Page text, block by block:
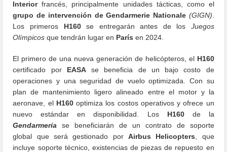
Interiorfrancés, principalmente unidades tácticas, como el
grupo de intervención de Gendarmerie Nationale (GIGN)
Los primeros H160se entregarán antes de los Juegos
Olímpicos que tendrán lugar en París en 2024.
El primero de una nueva generación de helicópteros, el H160
certificado por EASAse beneficia de un bajo costo de
operaciones y una seguridad de vuelo optimizada. Con su
plan de mantenimiento ligero alineado entre el motor y la
aeronave, el H160optimiza los costos operativos y ofrece un
nuevo estándar en disponibilidad. Los H160de la
Gendarmería
se beneficiarán de un contrato de soporte
global que será gestionado por Airbus Helicopters , que
incluye soporte técnico, existencias de piezas de repuesto en